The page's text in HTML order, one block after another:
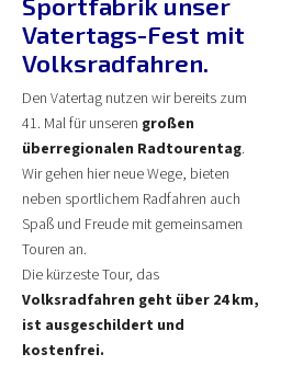
Vatertags-Fest mit
Volksradfahren.
Den Vatertag nutzen wir bereits zum
41. Mal für unseren großen
überregionalen Radtourentag.
Wir gehen hier neue Wege, bieten
neben sportlichem Radfahren auch
Spaß und Freude mit gemeinsamen
Touren an.
Die kürzeste Tour, das
Volksradfahren geht über 24 km,
ist ausgeschildert und
kostenfrei.